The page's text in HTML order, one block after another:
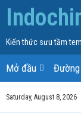
Kiến thức sưu tầm
Mở đầu
Saturday, August 8, 2026